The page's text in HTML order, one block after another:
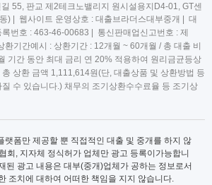
55, 판교 제2테크노밸리지 원시설용지D4-01, GT센
) | 웹사이트 운영상호 : 대출브라더스대부중개 | 대
번호 : 463-46-00683 | 통신판매업신고번호 : 제
기간예시 : 상환기간 : 12개월 ~ 60개월 / 총 대출 비
기간 동안 최대 금리 연 20% 적용하여 원리금균등상
상환 금액 1,111,614원(단, 대출상품 및 상환방법 등
수 있습니다.) 채무의 조기상환수수료율 등 조기상
랫폼만 제공할 뿐 직접적인 대출 및 중개를 하지 않
회, 지자체 정식허가 업체만 광고 등록이가능합니
된 광고 내용은 대부(중개)업체가 공하는 정보로서
조치에 대하여 어떠한 책임을 지지 않습니다.